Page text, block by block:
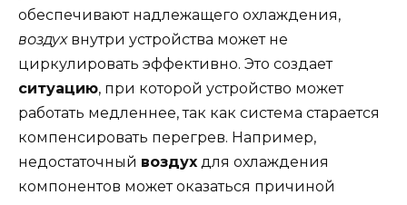
обеспечивают надлежащего охлаждения,
воздухвнутри устройства может не
циркулировать эффективно. Это создает
ситуацию, при которой устройство может
работать медленнее, так как система старается
компенсировать перегрев. Например,
недостаточный воздух для охлаждения
компонентов может оказаться причиной